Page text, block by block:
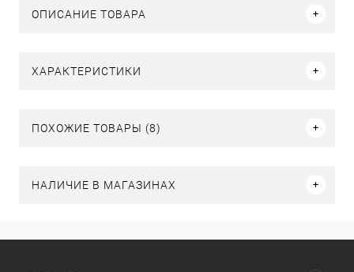
ОПИСАНИЕ ТОВАРА
ХАРАКТЕРИСТИКИ
ПОХОЖИЕ ТОВАРЫ (8)
НАЛИЧИЕ В МАГАЗИНАХ